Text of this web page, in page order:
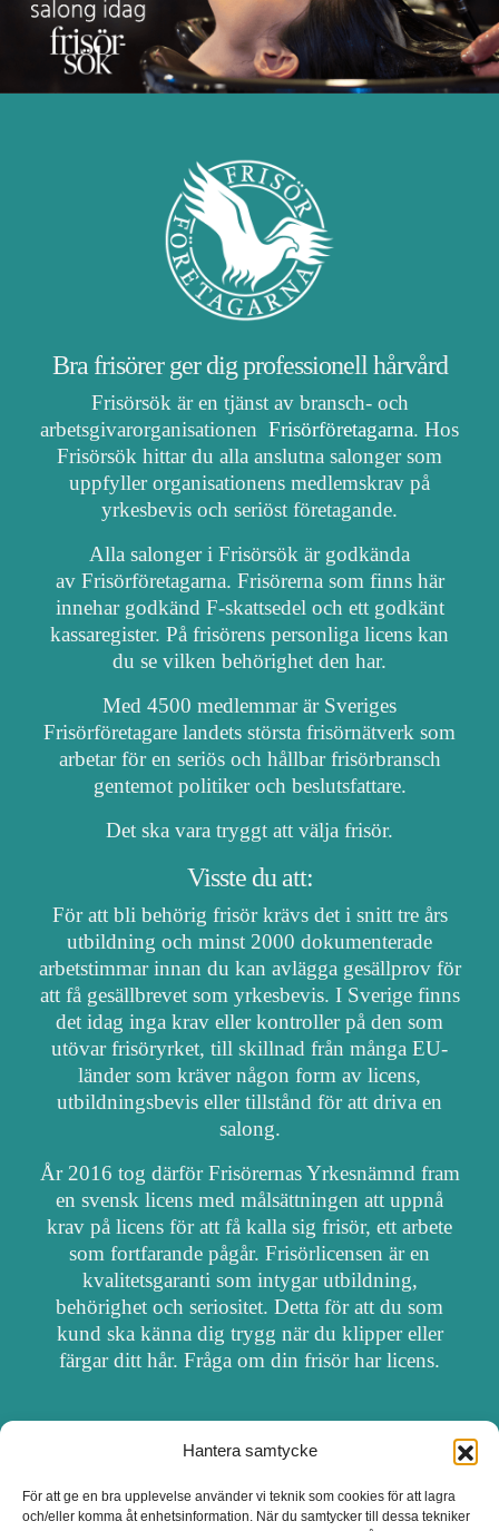
Hantera samtycke
För att ge en bra upplevelse använder vi teknik som cookies för att lagra
och/eller komma åt enhetsinformation. När du samtycker till dessa tekniker
Bra frisörer ger dig professionell hårvård
Frisörsök är en tjänst av bransch- och
arbetsgivarorganisationen Frisörföretagarna. Hos
Frisörsök hittar du alla anslutna salonger som
uppfyller organisationens medlemskrav på
yrkesbevis och seriöst företagande.
Alla salonger i Frisörsök är godkända
av Frisörföretagarna. Frisörerna som finns här
innehar godkänd F-skattsedel och ett godkänt
kassaregister. På frisörens personliga licens kan
du se vilken behörighet den har.
Med 4500 medlemmar är Sveriges
Frisörföretagare landets största frisörnätverk som
arbetar för en seriös och hållbar frisörbransch
gentemot politiker och beslutsfattare.
Det ska vara tryggt att välja frisör.
Visste du att:
För att bli behörig frisör krävs det i snitt tre års
utbildning och minst 2000 dokumenterade
arbetstimmar innan du kan avlägga gesällprov för
att få gesällbrevet som yrkesbevis. I Sverige finns
det idag inga krav eller kontroller på den som
utövar frisöryrket, till skillnad från många EU-
länder som kräver någon form av licens,
utbildningsbevis eller tillstånd för att driva en
salong.
År 2016 tog därför Frisörernas Yrkesnämnd fram
en svensk licens med målsättningen att uppnå
krav på licens för att få kalla sig frisör, ett arbete
som fortfarande pågår. Frisörlicensen är en
kvalitetsgaranti som intygar utbildning,
behörighet och seriositet. Detta för att du som
kund ska känna dig trygg när du klipper eller
färgar ditt hår. Fråga om din frisör har licens.
OM FRISÖRSÖK
UPPDATERA SALONG